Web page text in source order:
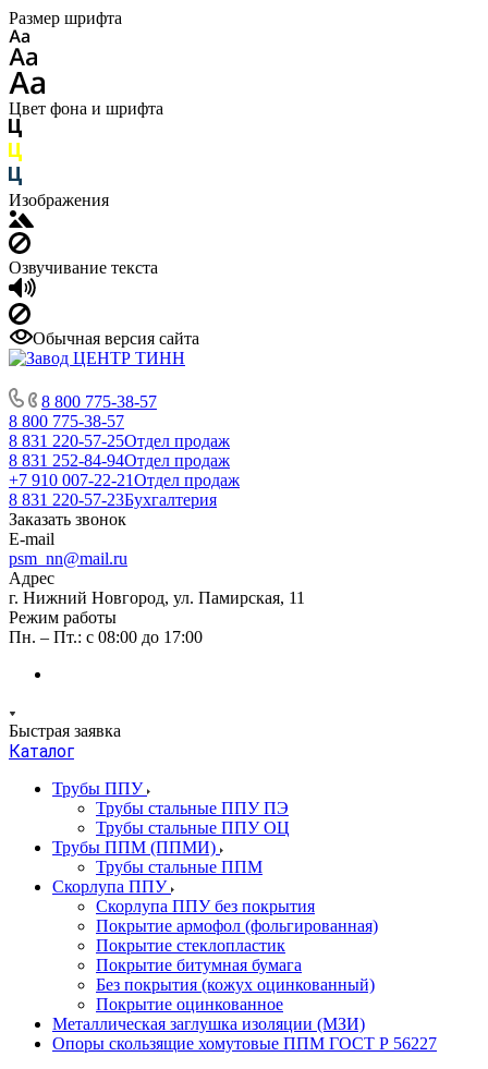
Размер шрифта
Цвет фона и шрифта
Изображения
Озвучивание текста
Обычная версия сайта
8 800 775-38-57
8 800 775-38-57
8 831 220-57-25Отдел продаж
8 831 252-84-94Отдел продаж
+7 910 007-22-21Отдел продаж
8 831 220-57-23Бухгалтерия
Заказать звонок
E-mail
psm_nn@mail.ru
Адрес
г. Нижний Новгород, ул. Памирская, 11
Режим работы
Пн. – Пт.: с 08:00 до 17:00
Быстрая заявка
Каталог
Трубы ППУ
Трубы стальные ППУ ПЭ
Трубы стальные ППУ ОЦ
Трубы ППМ (ППМИ)
Трубы стальные ППМ
Скорлупа ППУ
Скорлупа ППУ без покрытия
Покрытие армофол (фольгированная)
Покрытие стеклопластик
Покрытие битумная бумага
Без покрытия (кожух оцинкованный)
Покрытие оцинкованное
Металлическая заглушка изоляции (МЗИ)
Опоры скользящие хомутовые ППМ ГОСТ Р 56227